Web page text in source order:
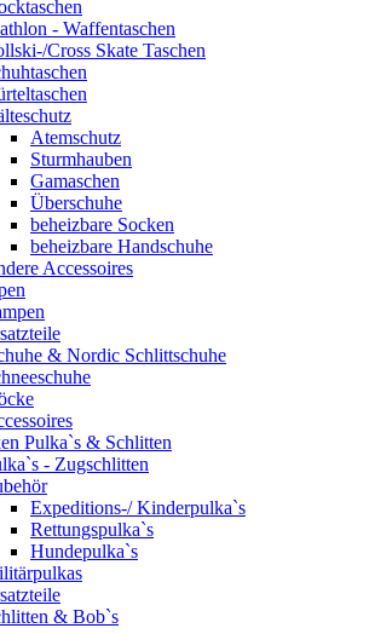
- Waffentaschen
Cross Skate Taschen
Atemschutz
Sturmhauben
Gamaschen
Überschuhe
beheizbare Socken
beheizbare Handschuhe
Accessoires
& Nordic Schlittschuhe
Pulka`s & Schlitten
- Zugschlitten
Expeditions-/ Kinderpulka`s
Rettungspulka`s
Hundepulka`s
& Bob`s